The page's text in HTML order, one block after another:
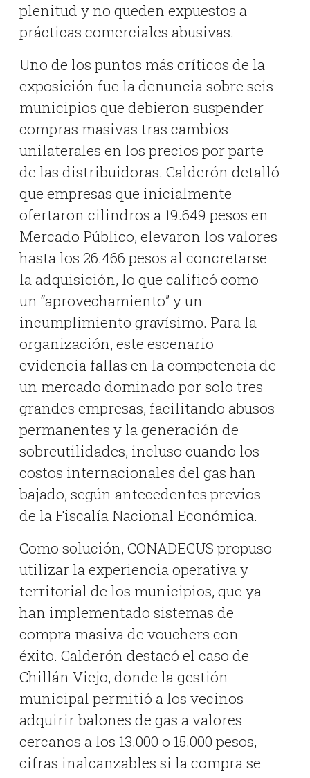
plenitud y no queden expuestos a
prácticas comerciales abusivas.
Uno de los puntos más críticos de la
exposición fue la denuncia sobre seis
municipios que debieron suspender
compras masivas tras cambios
unilaterales en los precios por parte
de las distribuidoras. Calderón detalló
que empresas que inicialmente
ofertaron cilindros a 19.649 pesos en
Mercado Público, elevaron los valores
hasta los 26.466 pesos al concretarse
la adquisición, lo que calificó como
un “aprovechamiento” y un
incumplimiento gravísimo. Para la
organización, este escenario
evidencia fallas en la competencia de
un mercado dominado por solo tres
grandes empresas, facilitando abusos
permanentes y la generación de
sobreutilidades, incluso cuando los
costos internacionales del gas han
bajado, según antecedentes previos
de la Fiscalía Nacional Económica.
Como solución, CONADECUS propuso
utilizar la experiencia operativa y
territorial de los municipios, que ya
han implementado sistemas de
compra masiva de vouchers con
éxito. Calderón destacó el caso de
Chillán Viejo, donde la gestión
municipal permitió a los vecinos
adquirir balones de gas a valores
cercanos a los 13.000 o 15.000 pesos,
cifras inalcanzables si la compra se